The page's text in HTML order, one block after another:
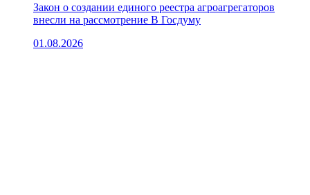
Закон о создании единого реестра агроагрегаторов
внесли на рассмотрение В Госдуму
01.08.2026